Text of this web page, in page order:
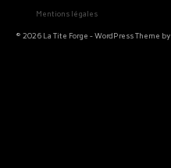
Mentions légales
© 2026 La Tite Forge - WordPress Theme by